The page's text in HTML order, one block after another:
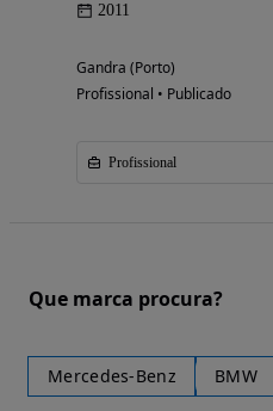
2011
Gandra (Porto)
Profissional • Publicado
Profissional
Que marca procura?
Mercedes-Benz BMW